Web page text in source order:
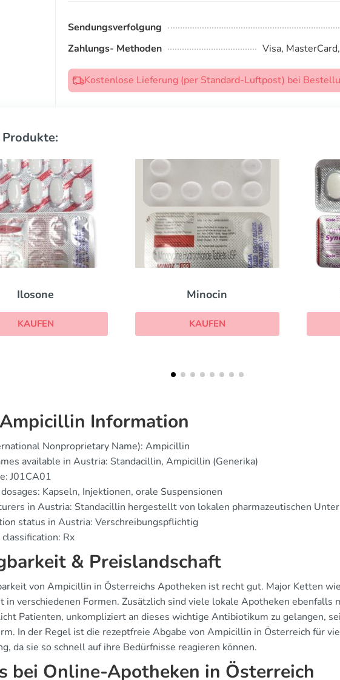
Sendungsverfolgung
Zahlungs- Methoden
Visa,
Kostenlose Lieferung (per Standard-Luftpost) bei
Minocin
KAUFEN
Clarithromycin
KAUFEN
Information
Nonproprietary Name): Ampicillin
available in Austria: Standacillin, Ampicillin (Generika)
J01CA01
Kapseln, Injektionen, orale Suspensionen
in Austria: Standacillin hergestellt von lokalen pharmazeutischen
status in Austria: Verschreibungspflichtig
classification: Rx
& Preislandschaft
von Ampicillin in Österreichs Apotheken ist recht gut. Major Ketten
in verschiedenen Formen. Zusätzlich sind viele lokale Apotheken
Patienten, unkompliziert an dieses wichtige Antibiotikum zu gelangen,
In der Regel ist die rezeptfreie Abgabe von Ampicillin in Österreich für
da sie so schnell auf ihre Bedürfnisse reagieren können.
bei Online-Apotheken in Österreich